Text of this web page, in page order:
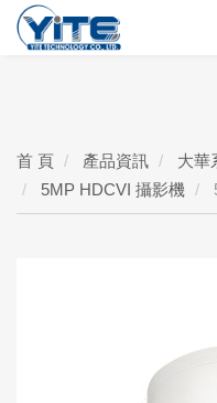
YITE Technology
首 頁 產品資訊 大華
5MP HDCVI 攝影機